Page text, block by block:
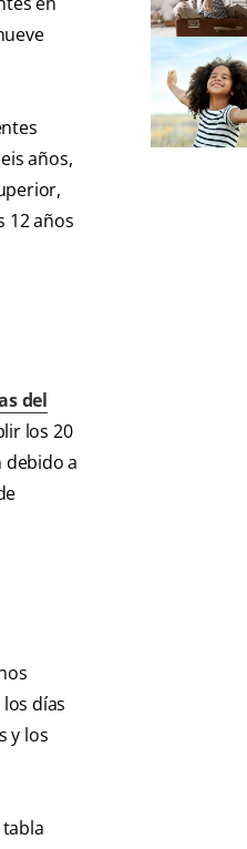
años,
12 años
del
los 20
debido a
días
y los